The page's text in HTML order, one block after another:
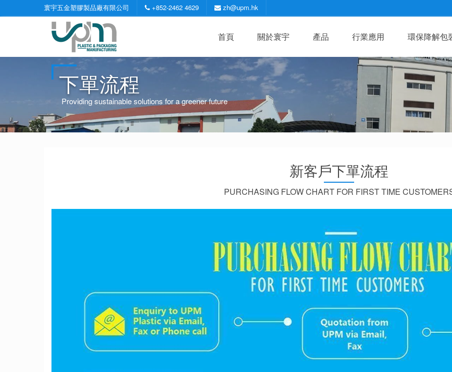
寰宇五金塑膠製品廠有限公司 +852-2462 4629 zh@upm.hk
首頁 關於寰宇 產品 行業應用 環保降解包
下單流程
Providing sustainable solutions for a greener future
新客戶下單流程
PURCHASING FLOW CHART FOR FIRST TIME